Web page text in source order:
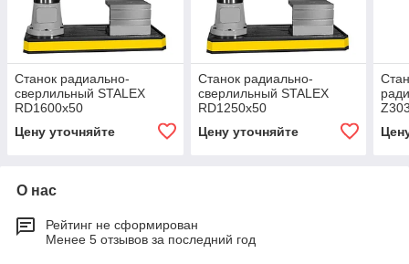
Станок радиально-
сверлильный STALEX
RD1600x50
Цену уточняйте
Станок радиально-
сверлильный STALEX
RD1250x50
Цену уточняйте
О нас
Рейтинг не сформирован
Менее 5 отзывов за последний год